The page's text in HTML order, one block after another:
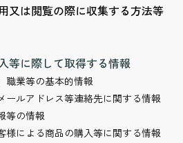
又は閲覧の際に収集する方法等
等に際して取得する情報
職業等の基本的情報
ールアドレス等連絡先に関する情報
等の情報
様による商品の購入等に関する情報